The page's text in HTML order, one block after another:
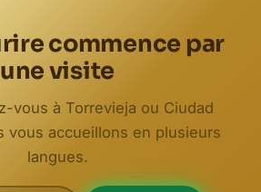
commence par
une visite
vous à Torrevieja ou Ciudad
vous accueillons en plusieurs
langues.